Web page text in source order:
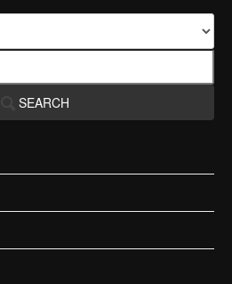
SEARCH